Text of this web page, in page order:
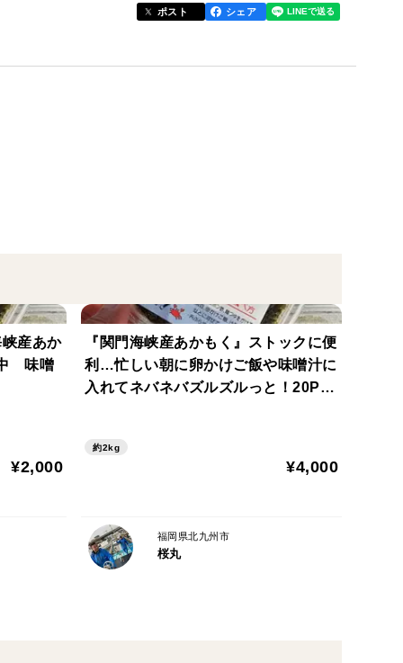
リは無くプヨプヨしています
ポスト シェア
産あか
味噌
¥2,000
『関門海峡産あかもく』ストックに便
利…忙しい朝に卵かけご飯や味噌汁に
入れてネバネバズルズルっと！20P＋
約2kg
¥4,000
福岡県北九州市
桜丸